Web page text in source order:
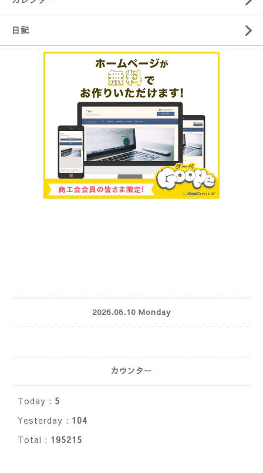
日記
2026.08.10 Monday
カウンター
Today : 5
Yesterday : 104
Total : 195215